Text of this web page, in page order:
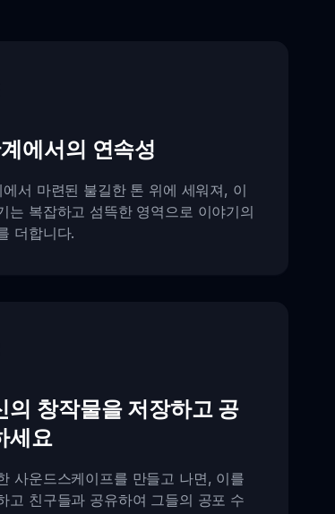
에서의 연속성
에서 마련된 불길한 톤 위에 세워져, 이
는 복잡하고 섬뜩한 영역으로 이야기의
더합니다.
의 창작물을 저장하고 공
세요
사운드스케이프를 만들고 나면, 이를
고 친구들과 공유하여 그들의 공포 수